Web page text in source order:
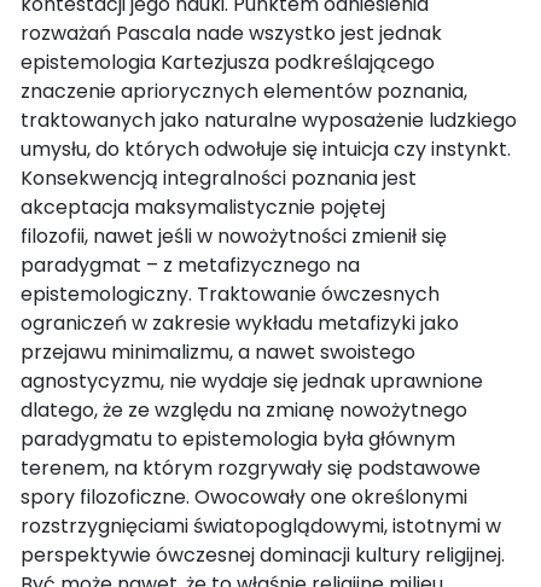
rozważań Pascala nade wszystko jest jednak
epistemologia Kartezjusza podkreślającego
znaczenie apriorycznych elementów poznania,
traktowanych jako naturalne wyposażenie ludzkiego
umysłu, do których odwołuje się intuicja czy instynkt.
Konsekwencją integralności poznania jest
akceptacja maksymalistycznie pojętej
filozofii, nawet jeśli w nowożytności zmienił się
paradygmat – z metafizycznego na
epistemologiczny. Traktowanie ówczesnych
ograniczeń w zakresie wykładu metafizyki jako
przejawu minimalizmu, a nawet swoistego
agnostycyzmu, nie wydaje się jednak uprawnione
dlatego, że ze względu na zmianę nowożytnego
paradygmatu to epistemologia była głównym
terenem, na którym rozgrywały się podstawowe
spory filozoficzne. Owocowały one określonymi
rozstrzygnięciami światopoglądowymi, istotnymi w
perspektywie ówczesnej dominacji kultury religijnej.